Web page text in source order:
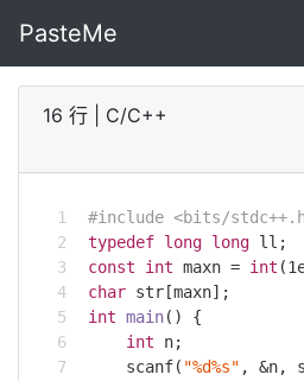
PasteMe
16 行
C/C++
#include <bits/
typedef long long ll;
const
int maxn = int (
char str[maxn];
int main()
{
int n;
scanf( "%d%s" , &n,